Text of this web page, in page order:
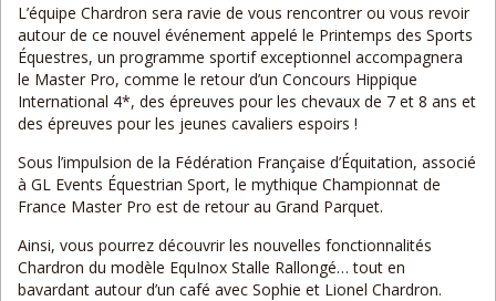
L’équipe Chardron sera ravie de vous rencontrer ou vous revoir
autour de ce nouvel événement appelé le Printemps des Sports
Équestres, un programme sportif exceptionnel accompagnera
le Master Pro, comme le retour d’un Concours Hippique
International 4*, des épreuves pour les chevaux de 7 et 8 ans et
des épreuves pour les jeunes cavaliers espoirs !
Sous l’impulsion de la Fédération Française d’Équitation, associé
à GL Events Équestrian Sport, le mythique Championnat de
France Master Pro est de retour au Grand Parquet.
Ainsi, vous pourrez découvrir les nouvelles fonctionnalités
Chardron du modèle EquInox Stalle Rallongé… tout en
bavardant autour d’un café avec Sophie et Lionel Chardron.